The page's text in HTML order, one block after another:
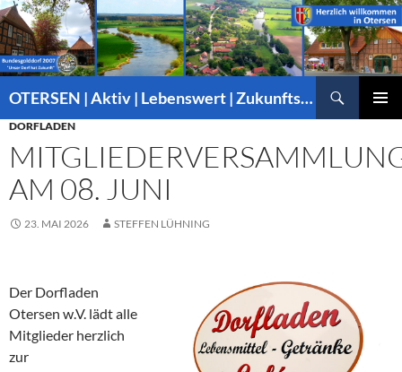
OTERSEN | Aktiv | Lebenswert | Zukunftsorientiert – mitten in Niedersachsen
INHALT
SPRINGEN
DORFLADEN
AM 08. JUNI
23. MAI 2026 STEFFEN LÜHNING
Der Dorfladen
Otersen w.V. lädt alle
Mitglieder herzlich
zur